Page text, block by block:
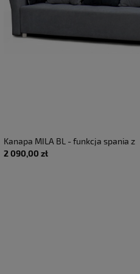
Kanapa MILA BL - funkcja spania z
pojemnikiem
2 090,00 zł